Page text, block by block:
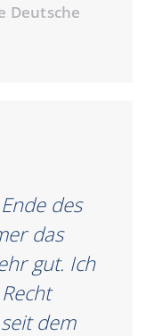
Deutsche
des
das
gut. Ich
dem